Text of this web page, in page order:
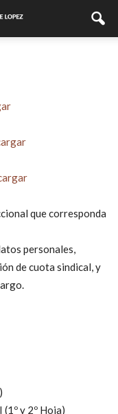
que corresponda
personales,
de cuota sindical, y
y 2º Hoja)